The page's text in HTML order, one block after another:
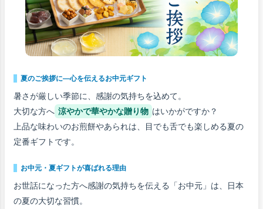
夏のご挨拶に―心を伝えるお中元ギフト
暑さが厳しい季節に、感謝の気持ちを込めて。
大切な方へ 涼やかで華やかな贈り物 はいかがですか？
上品な味わいのお煎餅やあられは、目でも舌でも楽しめる夏の
定番ギフトです。
お中元・夏ギフトが喜ばれる理由
お世話になった方へ感謝の気持ちを伝える「お中元」は、日本
の夏の大切な習慣。